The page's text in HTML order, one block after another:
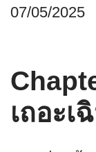
07/05/2025
เถอะเ